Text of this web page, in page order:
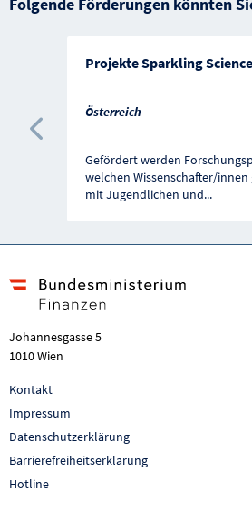
Projekte Sparkling Science
Österreich
Gefördert werden
welchen Wissenschafter/innen
mit Jugendlichen und...
Vorherige Förderung
Johannesgasse 5
1010 Wien
Kontakt
Impressum
Datenschutzerklärung
Barrierefreiheitserklärung
Hotline